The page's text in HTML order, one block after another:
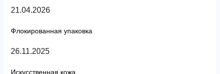
21.04.2026
Флокированная упаковка
26.11.2025
Искусственная кожа